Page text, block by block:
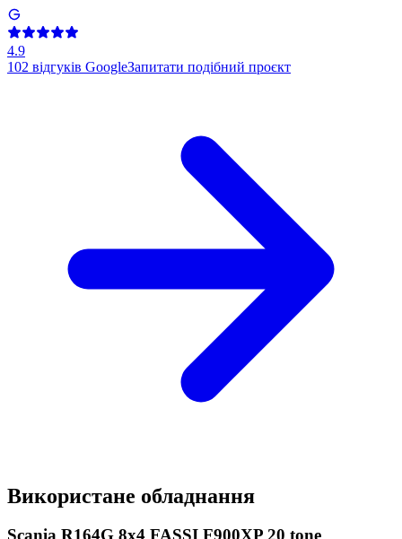
4.9
102 відгуків GoogleЗапитати подібний проєкт
Використане обладнання